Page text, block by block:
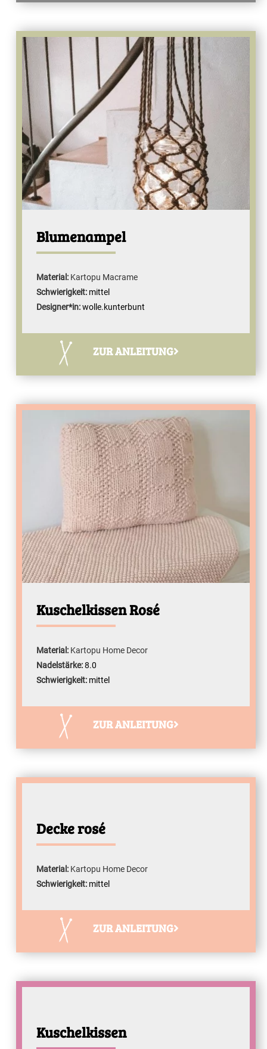
Blumenampel
Material: Kartopu Macrame
Schwierigkeit: mittel
Designer*in:wolle.kunterbunt
ZUR ANLEITUNG
Kuschelkissen Rosé
Material: Kartopu Home Decor
Nadelstärke:8.0
Schwierigkeit: mittel
ZUR ANLEITUNG
Decke rosé
Material: Kartopu Home Decor
Schwierigkeit: mittel
ZUR ANLEITUNG
Kuschelkissen